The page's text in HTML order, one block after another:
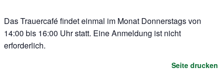
Das Trauercafé findet einmal im Monat Donnerstags von
14:00 bis 16:00 Uhr statt. Eine Anmeldung ist nicht
erforderlich.
Seite drucken